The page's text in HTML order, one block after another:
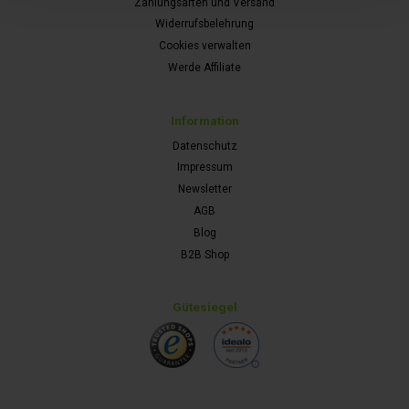
Zahlungsarten und Versand
Widerrufsbelehrung
Cookies verwalten
Werde Affiliate
Information
Datenschutz
Impressum
Newsletter
AGB
Blog
B2B Shop
Gütesiegel